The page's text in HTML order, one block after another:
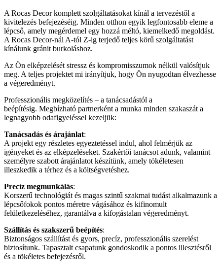
A Rocas Decor komplett szolgáltatásokat kínál a tervezéstől a
kivitelezés befejezéséig. Minden otthon egyik legfontosabb eleme a
lépcső, amely megérdemel egy hozzá méltó, kiemelkedő megoldást.
A Rocas Decor-nál A-tól Z-ig terjedő teljes körű szolgáltatást
kínálunk gránit burkoláshoz.
Az Ön elképzelését stressz és kompromisszumok nélkül valósítjuk
meg. A teljes projektet mi irányítjuk, hogy Ön nyugodtan élvezhesse
a végeredményt.
Professzionális megközelítés – a tanácsadástól a
beépítésig. Megbízható partnerként a munka minden szakaszát a
legnagyobb odafigyeléssel kezeljük:
Tanácsadás és árajánlat:
A projekt egy részletes egyeztetéssel indul, ahol felmérjük az
igényeket és az elképzeléseket. Szakértői tanácsot adunk, valamint
személyre szabott árajánlatot készítünk, amely tökéletesen
illeszkedik a térhez és a költségvetéshez.
Precíz megmunkálás:
Korszerű technológiát és magas szintű szakmai tudást alkalmazunk a
lépcsőfokok pontos méretre vágásához és kifinomult
felületkezeléséhez, garantálva a kifogástalan végeredményt.
Szállítás és szakszerű beépítés:
Biztonságos szállítást és gyors, precíz, professzionális szerelést
biztosítunk. Tapasztalt csapatunk gondoskodik a pontos illesztésről
és a tökéletes befejezésről.